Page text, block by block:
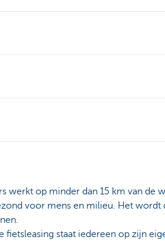
werkt op minder dan 15 km van de
voor mens en milieu. Het wordt
fietsleasing staat iedereen op zijn